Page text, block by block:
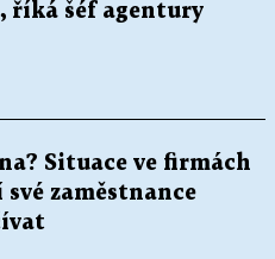
říká šéf agentury
Situace ve firmách
zaměstnance